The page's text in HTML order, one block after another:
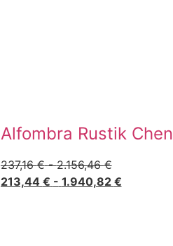
Alfombra Rustik
237,16€ - 2.156,46€
213,44 € - 1.940,82 €